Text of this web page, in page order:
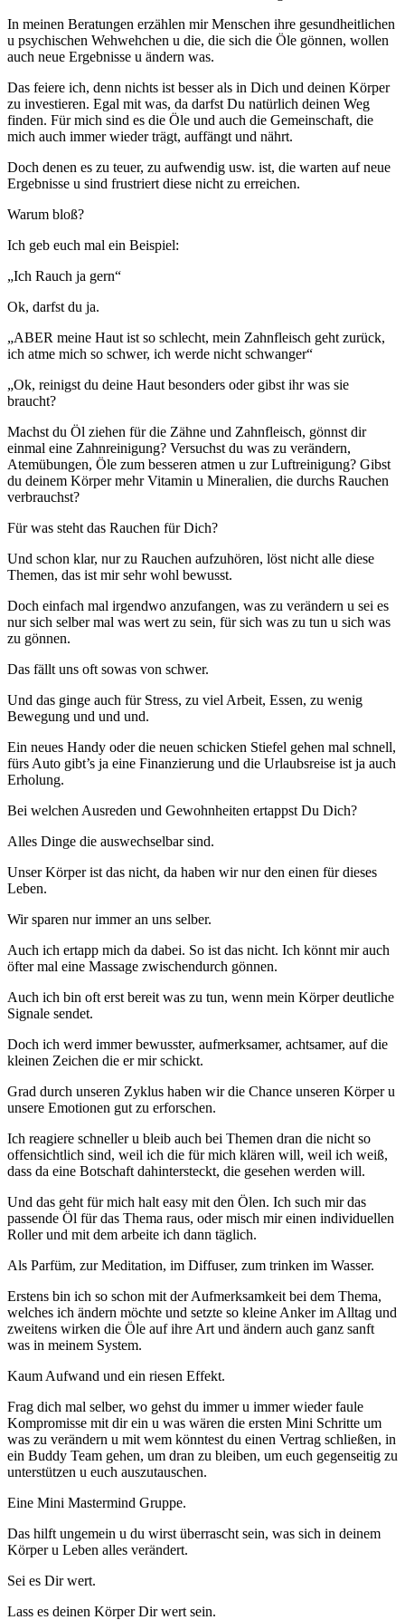
In meinen Beratungen erzählen mir Menschen ihre gesundheitlichen
u psychischen Wehwehchen u die, die sich die Öle gönnen, wollen
auch neue Ergebnisse u ändern was.
Das feiere ich, denn nichts ist besser als in Dich und deinen Körper
zu investieren. Egal mit was, da darfst Du natürlich deinen Weg
finden. Für mich sind es die Öle und auch die Gemeinschaft, die
mich auch immer wieder trägt, auffängt und nährt.
Doch denen es zu teuer, zu aufwendig usw. ist, die warten auf neue
Ergebnisse u sind frustriert diese nicht zu erreichen.
Warum bloß?
Ich geb euch mal ein Beispiel:
„Ich Rauch ja gern“
Ok, darfst du ja.
„ABER meine Haut ist so schlecht, mein Zahnfleisch geht zurück,
ich atme mich so schwer, ich werde nicht schwanger“
„Ok, reinigst du deine Haut besonders oder gibst ihr was sie
braucht?
Machst du Öl ziehen für die Zähne und Zahnfleisch, gönnst dir
einmal eine Zahnreinigung? Versuchst du was zu verändern,
Atemübungen, Öle zum besseren atmen u zur Luftreinigung? Gibst
du deinem Körper mehr Vitamin u Mineralien, die durchs Rauchen
verbrauchst?
Für was steht das Rauchen für Dich?
Und schon klar, nur zu Rauchen aufzuhören, löst nicht alle diese
Themen, das ist mir sehr wohl bewusst.
Doch einfach mal irgendwo anzufangen, was zu verändern u sei es
nur sich selber mal was wert zu sein, für sich was zu tun u sich was
zu gönnen.
Das fällt uns oft sowas von schwer.
Und das ginge auch für Stress, zu viel Arbeit, Essen, zu wenig
Bewegung und und und.
Ein neues Handy oder die neuen schicken Stiefel gehen mal schnell,
fürs Auto gibt’s ja eine Finanzierung und die Urlaubsreise ist ja auch
Erholung.
Bei welchen Ausreden und Gewohnheiten ertappst Du Dich?
Alles Dinge die auswechselbar sind.
Unser Körper ist das nicht, da haben wir nur den einen für dieses
Leben.
Wir sparen nur immer an uns selber.
Auch ich ertapp mich da dabei. So ist das nicht. Ich könnt mir auch
öfter mal eine Massage zwischendurch gönnen.
Auch ich bin oft erst bereit was zu tun, wenn mein Körper deutliche
Signale sendet.
Doch ich werd immer bewusster, aufmerksamer, achtsamer, auf die
kleinen Zeichen die er mir schickt.
Grad durch unseren Zyklus haben wir die Chance unseren Körper u
unsere Emotionen gut zu erforschen.
Ich reagiere schneller u bleib auch bei Themen dran die nicht so
offensichtlich sind, weil ich die für mich klären will, weil ich weiß,
dass da eine Botschaft dahintersteckt, die gesehen werden will.
Und das geht für mich halt easy mit den Ölen. Ich such mir das
passende Öl für das Thema raus, oder misch mir einen individuellen
Roller und mit dem arbeite ich dann täglich.
Als Parfüm, zur Meditation, im Diffuser, zum trinken im Wasser.
Erstens bin ich so schon mit der Aufmerksamkeit bei dem Thema,
welches ich ändern möchte und setzte so kleine Anker im Alltag und
zweitens wirken die Öle auf ihre Art und ändern auch ganz sanft
was in meinem System.
Kaum Aufwand und ein riesen Effekt.
Frag dich mal selber, wo gehst du immer u immer wieder faule
Kompromisse mit dir ein u was wären die ersten Mini Schritte um
was zu verändern u mit wem könntest du einen Vertrag schließen, in
ein Buddy Team gehen, um dran zu bleiben, um euch gegenseitig zu
unterstützen u euch auszutauschen.
Eine Mini Mastermind Gruppe.
Das hilft ungemein u du wirst überrascht sein, was sich in deinem
Körper u Leben alles verändert.
Sei es Dir wert.
Lass es deinen Körper Dir wert sein.